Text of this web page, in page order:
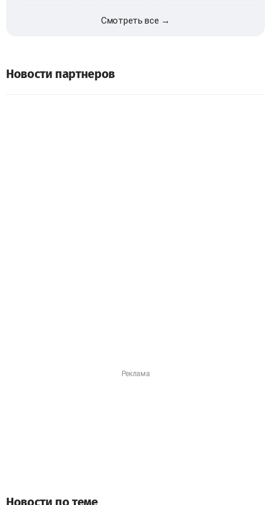
Смотреть все →
Новости партнеров
Новости по теме